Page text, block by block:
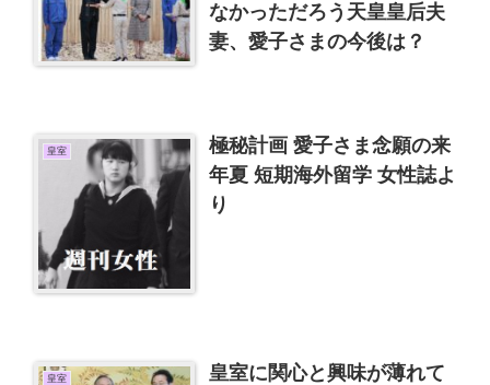
なかっただろう天皇皇后夫
妻、愛子さまの今後は？
皇室
極秘計画 愛子さま念願の来
年夏 短期海外留学 女性誌よ
り
皇室
皇室に関心と興味が薄れて